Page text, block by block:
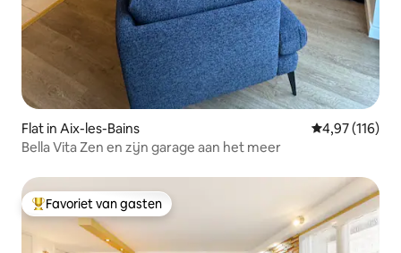
Flat in Aix-les-Bains Gemiddelde
4,97 (116)
Bella Vita Zen en zijn garage aan het meer
Topfavoriet van gasten
Favoriet van gasten